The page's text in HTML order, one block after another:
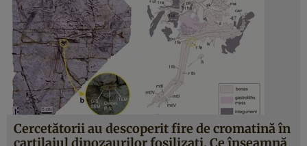
Cercetătorii au descoperit fire de cromatină în